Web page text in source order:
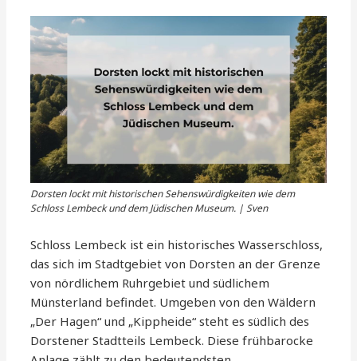
Dorsten lockt mit historischen Sehenswürdigkeiten wie dem
Schloss Lembeck und dem Jüdischen Museum. | Sven
Schloss Lembeck ist ein historisches Wasserschloss,
das sich im Stadtgebiet von Dorsten an der Grenze
von nördlichem Ruhrgebiet und südlichem
Münsterland befindet. Umgeben von den Wäldern
„Der Hagen“ und „Kippheide“ steht es südlich des
Dorstener Stadtteils Lembeck. Diese frühbarocke